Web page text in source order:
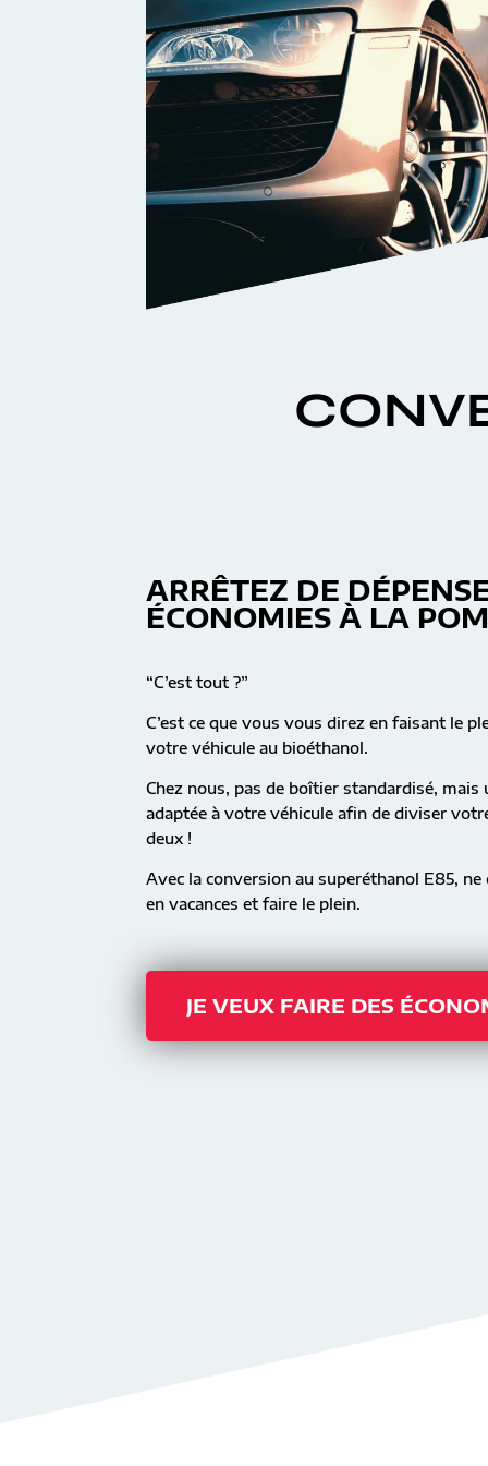
ARRÊTEZ DE
ÉCONOMIES À LA
“C’est tout ?”
C’est ce que vous vous direz en faisant le
votre véhicule au bioéthanol.
Chez nous, pas de boîtier standardisé,
adaptée à votre véhicule afin de diviser
deux !
Avec la conversion au superéthanol E85,
en vacances et faire le plein.
JE VEUX FAIRE DES